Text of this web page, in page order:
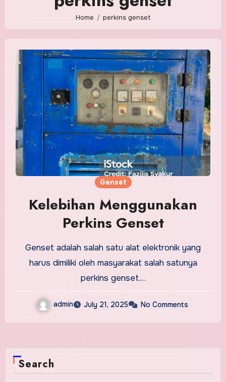
Home perkins genset
Genset
Kelebihan Menggunakan
Perkins Genset
Genset adalah salah satu alat elektronik yang
harus dimiliki oleh masyarakat salah satunya
perkins genset.…
admin July 21, 2025 No Comments
Search